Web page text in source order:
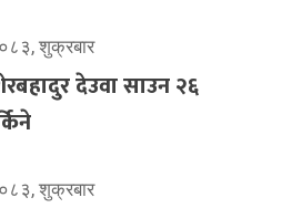
शुक्रबार
देउवा साउन २६
शुक्रबार